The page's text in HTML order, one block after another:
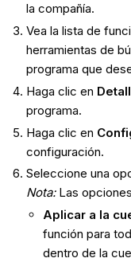
la compañía.
Vea la lista de
herramientas de
programa que
Haga clic en
programa.
Haga clic en
configuración.
Seleccione una
Nota:Las
Aplicar a la
función para
dentro de la